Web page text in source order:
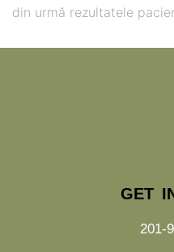
din urmă rezultatele
GET
201-